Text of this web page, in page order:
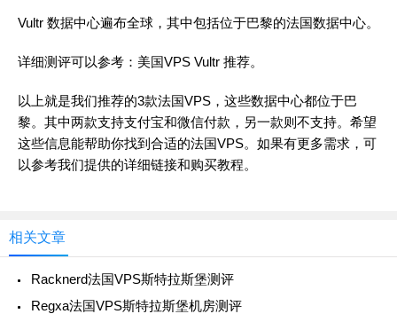
Vultr 数据中心遍布全球，其中包括位于巴黎的法国数据中心。
详细测评可以参考： 美国VPS Vultr 推荐。
以上就是我们推荐的3款法国VPS，这些数据中心都位于巴
黎。其中两款支持支付宝和微信付款，另一款则不支持。希望
这些信息能帮助你找到合适的法国VPS。如果有更多需求，可
以参考我们提供的详细链接和购买教程。
相关文章
Racknerd法国VPS斯特拉斯堡测评
Regxa法国VPS斯特拉斯堡机房测评